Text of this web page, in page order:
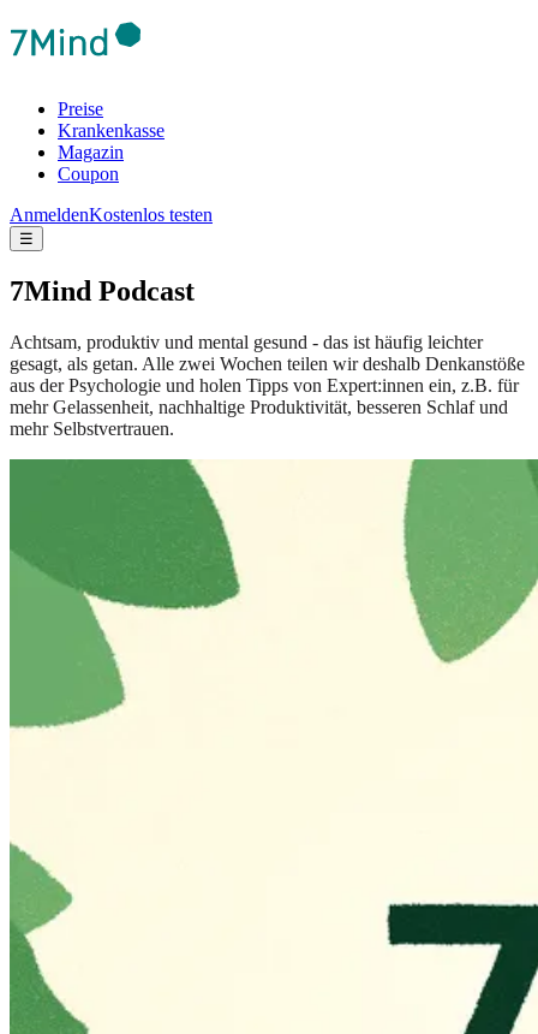
Preise
Krankenkasse
Magazin
Coupon
AnmeldenKostenlos testen
☰
7Mind Podcast
Achtsam, produktiv und mental gesund - das ist häufig leichter
gesagt, als getan. Alle zwei Wochen teilen wir deshalb Denkanstöße
aus der Psychologie und holen Tipps von Expert:innen ein, z.B. für
mehr Gelassenheit, nachhaltige Produktivität, besseren Schlaf und
mehr Selbstvertrauen.